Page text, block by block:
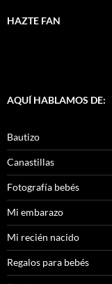
HAZTE FAN
AQUÍ HABLAMOS DE:
Bautizo
Canastillas
Fotografía bebés
Mi embarazo
Mi recién nacido
Regalos para bebés